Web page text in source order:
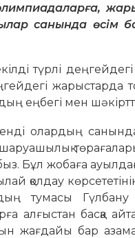
санында өсім
түрлі
мен
олардың
шаруашылық
Бұл жобаға
қолдау
тумасы Гүлбану
алғыстан басқа
жағдайы бар